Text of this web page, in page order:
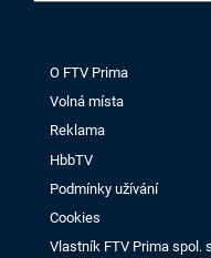
O FTV Prima
Volná místa
Reklama
HbbTV
Podmínky užívání
Cookies
Vlastník FTV Prima spol. s